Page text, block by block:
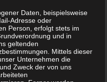
Daten, beispielsweise
Adresse oder
Person, erfolgt stets im
und in
geltenden
Mittels dieser
Unternehmen die
Zweck der von uns